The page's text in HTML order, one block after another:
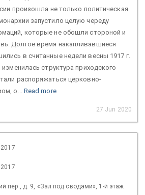
произошла не только политическая
запустило целую череду
которые не обошли стороной и
Долгое время накапливавшиеся
в считанные недели весны 1917 г.
структура приходского
распоряжаться церковно-
о... Read more
27 Jun 2020
пер., д. 9, «Зал под сводами», 1-й этаж